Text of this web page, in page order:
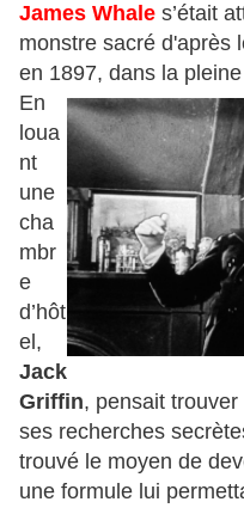
James Whale s’était
monstre sacré d'après
en 1897, dans la
En
loua
nt
une
cha
mbr
e
d’hôt
el,
Jack
Griffin, pensait
ses recherches
trouvé le moyen de
une formule lui